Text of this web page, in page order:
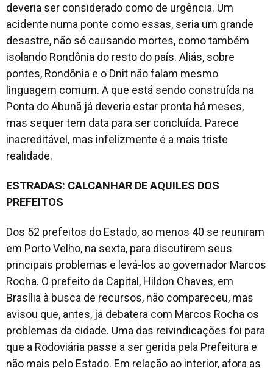
deveria ser considerado como de urgência. Um
acidente numa ponte como essas, seria um grande
desastre, não só causando mortes, como também
isolando Rondônia do resto do país. Aliás, sobre
pontes, Rondônia e o Dnit não falam mesmo
linguagem comum. A que está sendo construída na
Ponta do Abunã já deveria estar pronta há meses,
mas sequer tem data para ser concluída. Parece
inacreditável, mas infelizmente é a mais triste
realidade.
ESTRADAS: CALCANHAR DE AQUILES DOS
PREFEITOS
Dos 52 prefeitos do Estado, ao menos 40 se reuniram
em Porto Velho, na sexta, para discutirem seus
principais problemas e levá-los ao governador Marcos
Rocha. O prefeito da Capital, Hildon Chaves, em
Brasília à busca de recursos, não compareceu, mas
avisou que, antes, já debatera com Marcos Rocha os
problemas da cidade. Uma das reivindicações foi para
que a Rodoviária passe a ser gerida pela Prefeitura e
não mais pelo Estado. Em relação ao interior, afora as